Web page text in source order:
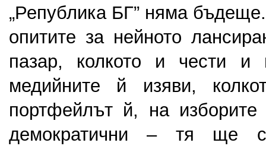
„Република БГ” няма
опитите за нейното
пазар, колкото и чести и
медийните й изяви,
портфейлът й, на
демократични – тя ще